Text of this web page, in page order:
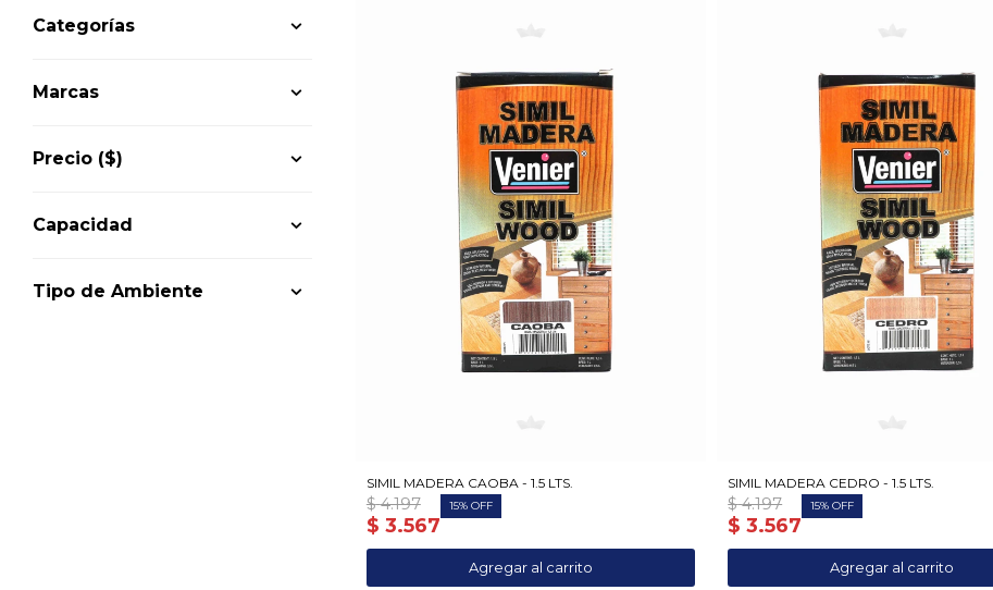
SIMIL MADERA CAOBA - 1.5 LTS.
$ 3.567
$ 4.197 15
SIMIL MADERA CEDRO - 1.5 LTS.
$ 3.567
$ 4.197 15
Categorías
Marcas
Precio ($)
Capacidad
Tipo de Ambiente